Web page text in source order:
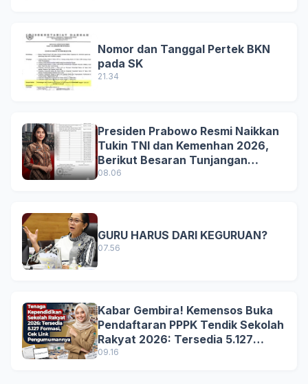
Nomor dan Tanggal Pertek BKN
pada SK
21.34
Presiden Prabowo Resmi Naikkan
Tukin TNI dan Kemenhan 2026,
Berikut Besaran Tunjangan
Terbaru
08.06
GURU HARUS DARI KEGURUAN?
07.56
Kabar Gembira! Kemensos Buka
Pendaftaran PPPK Tendik Sekolah
Rakyat 2026: Tersedia 5.127
Formasi, Simak Syarat dan
09.16